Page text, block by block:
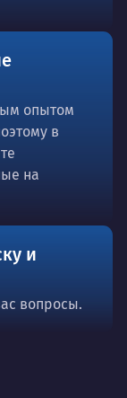
опытом
в
на
и
вопросы.